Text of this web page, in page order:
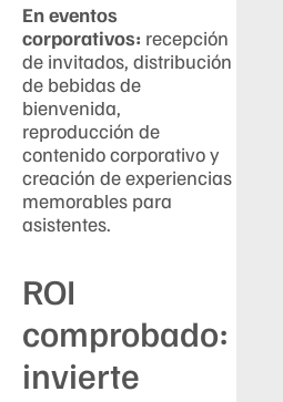
En eventos
corporativos: recepción
de invitados, distribución
de bebidas de
bienvenida,
reproducción de
contenido corporativo y
creación de experiencias
memorables para
asistentes.
ROI
comprobado:
invierte